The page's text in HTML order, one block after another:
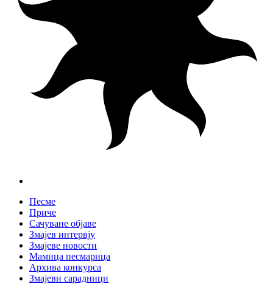
Песме
Приче
Сачуване објаве
Змајев интервју
Змајеве новости
Мамица песмарица
Архива конкурса
Змајеви сарадници